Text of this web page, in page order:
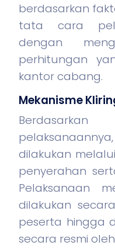
berdasarkan
tata cara
dengan
perhitungan
kantor cabang.
Mekanisme
dilakukan
penyerahan
Pelaksanaan
dilakukan
peserta hingga
secara resmi